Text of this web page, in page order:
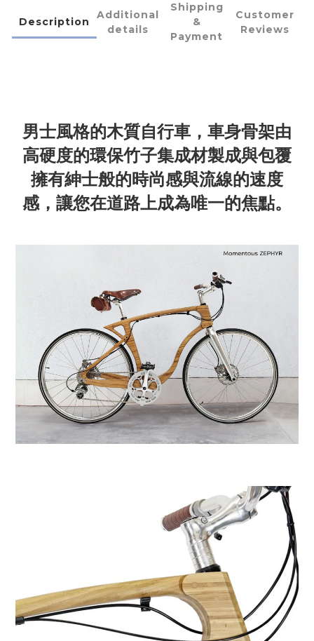
Description
Additional
details
Shipping
&
Payment
Customer
Reviews
男士風格的木質自行車，車身骨架由
高硬度的環保竹子集成材製成與包覆
擁有紳士般的時尚感與流線的速度
感， 讓您在道路上成為唯一的焦點。